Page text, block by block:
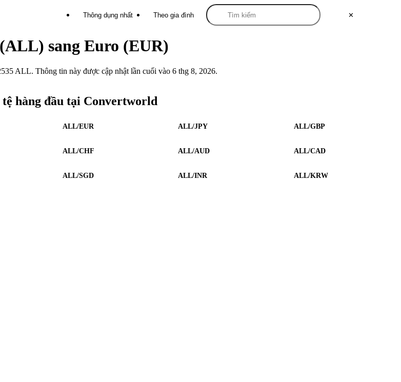
✕
Thông dụng nhất Theo gia đình
sang Euro (EUR)
ALL. Thông tin này được cập nhật lần cuối vào 6 thg 8, 2026.
hàng đầu tại Convertworld
ALL/EUR ALL/JPY ALL/GBP
ALL/CHF ALL/AUD ALL/CAD
ALL/SGD ALL/INR ALL/KRW